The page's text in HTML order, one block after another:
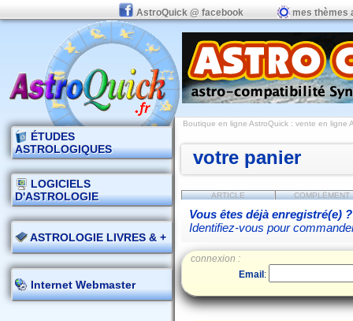
AstroQuick @ facebook mes thèmes
ÉTUDES
ASTROLOGIQUES
LOGICIELS
D'ASTROLOGIE
ASTROLOGIE LIVRES & +
Internet Webmaster
Boutique en ligne AstroQuick : vente en ligne
votre panier
ARTICLE COMPLÉMENT
Vous êtes déjà enregistré(e) ?
Identifiez-vous pour
connexion :
Email :